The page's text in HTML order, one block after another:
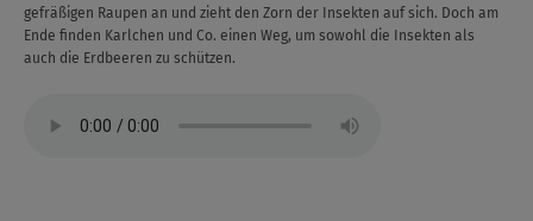
gefräßigen Raupen an und zieht den Zorn der Insekten auf sich. Doch am
Ende finden Karlchen und Co. einen Weg, um sowohl die Insekten als
auch die Erdbeeren zu schützen.